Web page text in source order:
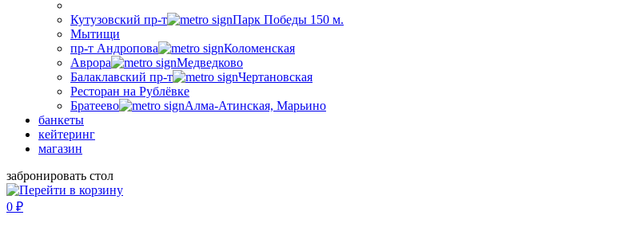
Кутузовский пр-т
Парк Победы 150 м.
Мытищи
пр-т Андропова
Коломенская
Аврора
Медведково
Балаклавский пр-т
Чертановская
Ресторан на Рублёвке
Братеево
Алма-Атинская, Марьино
банкеты
кейтеринг
магазин
забронировать стол
0 ₽